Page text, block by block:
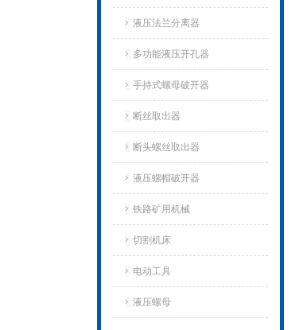
液压法兰分离器
多功能液压开孔器
手持式螺母破开器
断丝取出器
断头螺丝取出器
液压螺帽破开器
铁路矿用机械
切割机床
电动工具
液压螺母